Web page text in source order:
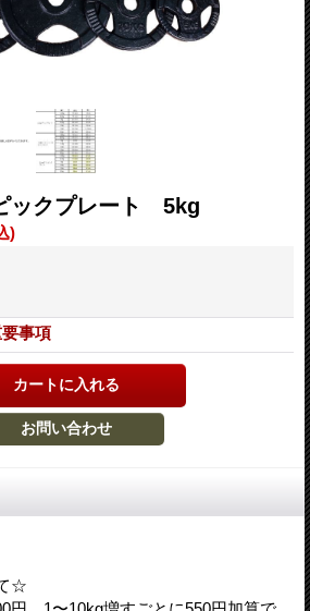
ックプレート 5kg
)
事項
☆